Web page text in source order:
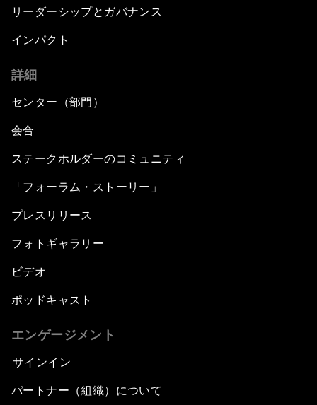
リーダーシップとガバナンス
インパクト
詳細
センター（部門）
会合
ステークホルダーのコミュニティ
「フォーラム・ストーリー」
プレスリリース
フォトギャラリー
ビデオ
ポッドキャスト
エンゲージメント
サインイン
パートナー（組織）について